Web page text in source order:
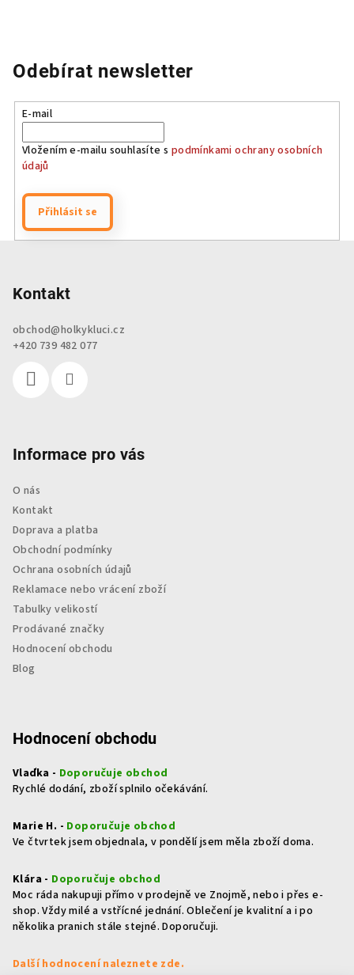
Odebírat newsletter
E-mail
Vložením e-mailu souhlasíte s podmínkami ochrany osobních
údajů
Přihlásit se
Kontakt
obchod@holkykluci.cz
+420 739 482 077
Informace pro vás
O nás
Kontakt
Doprava a platba
Obchodní podmínky
Ochrana osobních údajů
Reklamace nebo vrácení zboží
Tabulky velikostí
Prodávané značky
Hodnocení obchodu
Blog
Hodnocení obchodu
Vlaďka - Doporučuje obchod
Rychlé dodání, zboží splnilo očekávání.
Marie H. - Doporučuje obchod
Ve čtvrtek jsem objednala, v pondělí jsem měla zboží doma.
Klára - Doporučuje obchod
Moc ráda nakupuji přímo v prodejně ve Znojmě, nebo i přes e-
shop. Vždy milé a vstřícné jednání. Oblečení je kvalitní a i po
několika pranich stále stejné. Doporučuji.
Další hodnocení naleznete zde.